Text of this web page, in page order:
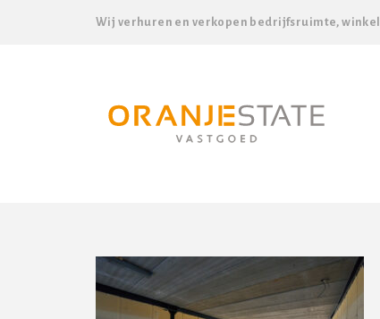
Wij verhuren en verkopen bedrijfsruimte,